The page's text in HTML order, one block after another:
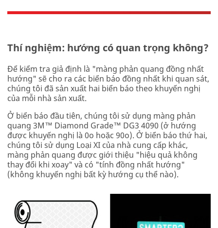
Thí nghiệm: hướng có quan trọng không?
Để kiểm tra giả định là "màng phản quang đồng nhất
hướng" sẽ cho ra các biển báo đồng nhất khi quan sát,
chúng tôi đã sản xuất hai biển báo theo khuyến nghị
của mỗi nhà sản xuất.
Ở biển báo đầu tiên, chúng tôi sử dụng màng phản
quang 3M™ Diamond Grade™ DG3 4090 (ở hướng
được khuyến nghị là 0o hoặc 90o). Ở biển báo thứ hai,
chúng tôi sử dụng Loại XI của nhà cung cấp khác,
màng phản quang được giới thiệu "hiệu quả không
thay đổi khi xoay" và có "tính đồng nhất hướng"
(không khuyến nghị bất kỳ hướng cụ thể nào).